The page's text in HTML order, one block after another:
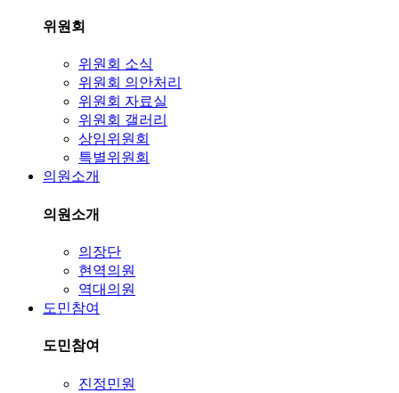
위원회
위원회 소식
위원회 의안처리
위원회 자료실
위원회 갤러리
상임위원회
특별위원회
의원소개
의원소개
의장단
현역의원
역대의원
도민참여
도민참여
진정민원